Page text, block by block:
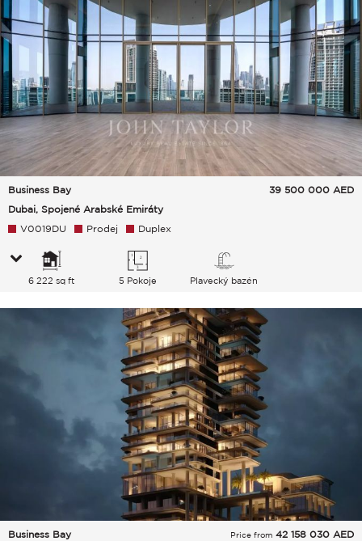
Business Bay
Dubai, Spojené Arabské Emiráty
39 500 000 AED
V0019DU Prodej Duplex
6 222 sq ft 5 Pokoje Plavecký bazén
Business Bay
Price from 42 158 030 AED